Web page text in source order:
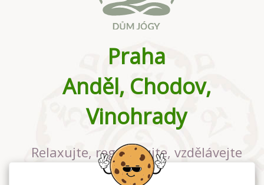
Praha
Anděl, Chodov,
Vinohrady
Relaxujte, regenerujte, vzdělávejte
se v největším jógovém studiu v